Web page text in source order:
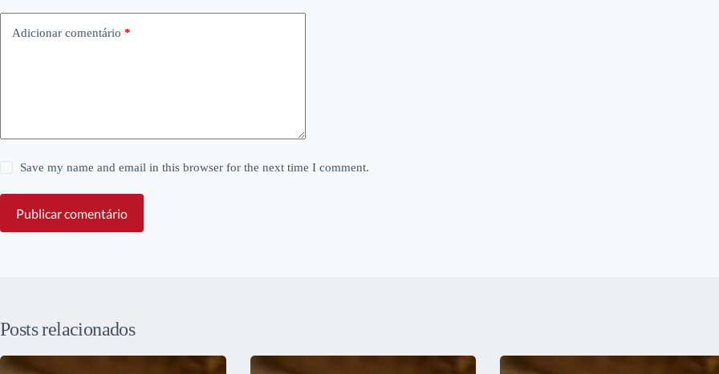
Adicionar comentário *
Save my name and email in this browser for the next time I comment.
Publicar comentário
Posts relacionados